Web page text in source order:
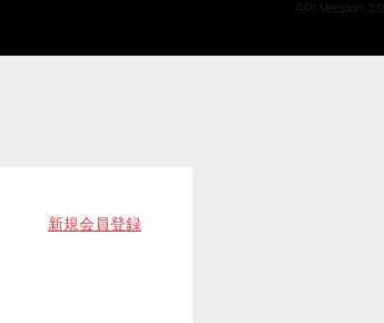
API Version 2.0
新規会員登録